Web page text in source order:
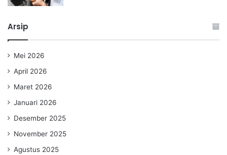
Arsip
Mei 2026
April 2026
Maret 2026
Januari 2026
Desember 2025
November 2025
Agustus 2025